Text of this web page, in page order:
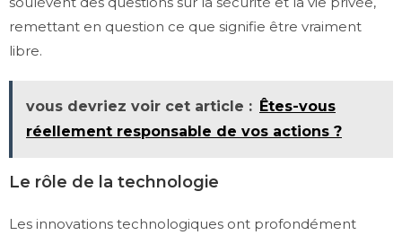
remettant en question ce que signifie être vraiment
libre.
vous devriez voir cet article : Êtes-vous
réellement responsable de vos actions ?
Le rôle de la technologie
Les innovations technologiques ont profondément